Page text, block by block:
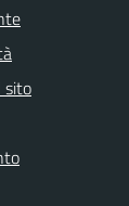
sito